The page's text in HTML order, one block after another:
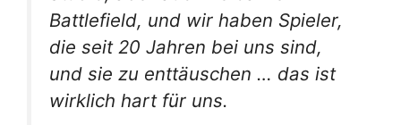
Battlefield, und wir haben Spieler,
die seit 20 Jahren bei uns sind,
und sie zu enttäuschen … das ist
wirklich hart für uns.